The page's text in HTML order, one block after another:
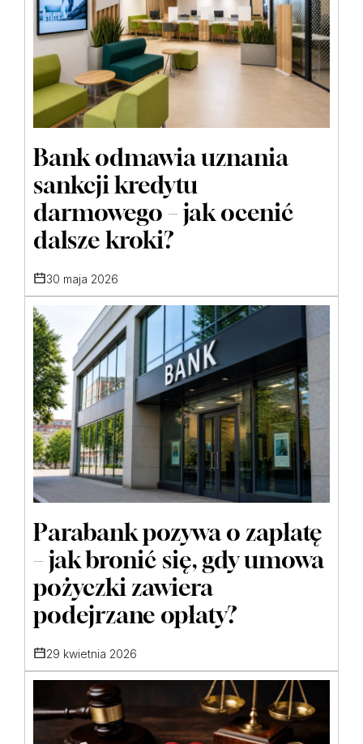
Bank odmawia uznania
sankcji kredytu
darmowego – jak ocenić
dalsze kroki?
30 maja 2026
Parabank pozywa o zapłatę
– jak bronić się, gdy umowa
pożyczki zawiera
podejrzane opłaty?
29 kwietnia 2026